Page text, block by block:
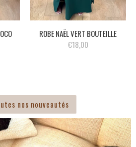
ROBE NAËL VERT BOUTEILLE
€18,00
nos nouveautés